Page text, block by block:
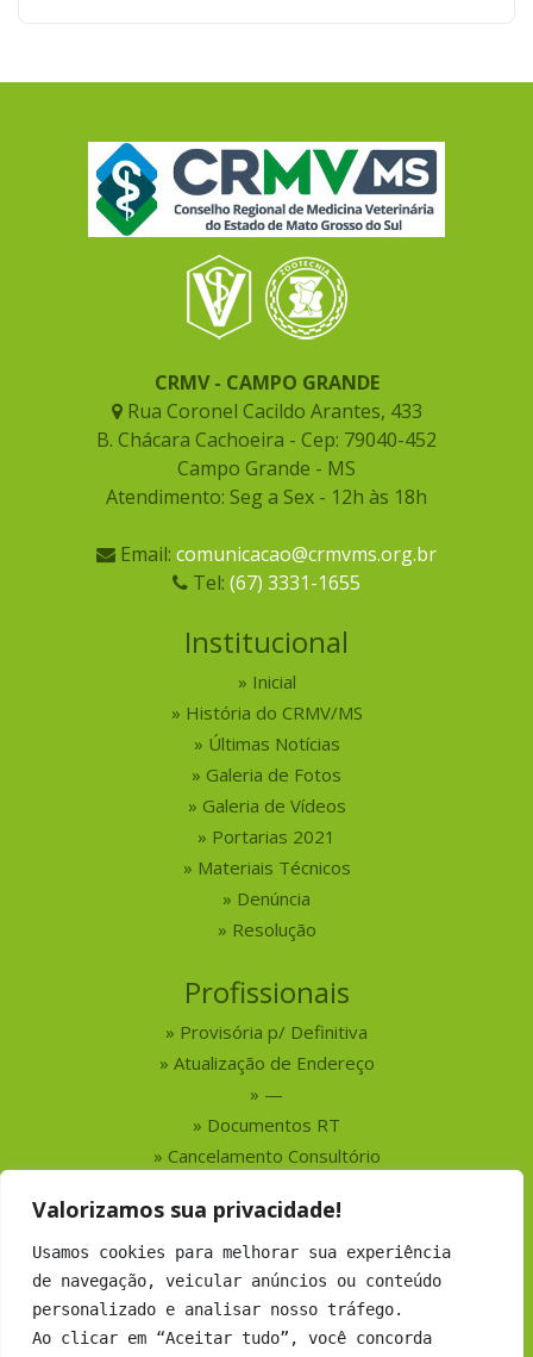
Valorizamos sua privacidade!
Usamos cookies para melhorar sua experiência
de navegação, veicular anúncios ou conteúdo
personalizado e analisar nosso tráfego.
Ao clicar em “Aceitar tudo”, você concorda
CRMV - CAMPO GRANDE
Rua Coronel Cacildo Arantes, 433
B. Chácara Cachoeira - Cep: 79040-452
Campo Grande - MS
Atendimento: Seg a Sex - 12h às 18h
Email: comunicacao@crmvms.org.br
Tel: (67) 3331-1655
Institucional
Inicial
História do CRMV/MS
Últimas Notícias
Galeria de Fotos
Galeria de Vídeos
Portarias 2021
Materiais Técnicos
Denúncia
Resolução
Profissionais
Provisória p/ Definitiva
Atualização de Endereço
—
Documentos RT
Cancelamento Consultório
Serviços
Busca por Profissionais
Busca por Empresas
Números do CRMV-MS